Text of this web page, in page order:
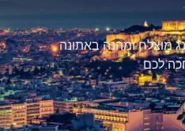
מוצלח ומהנה באתונה
לכם